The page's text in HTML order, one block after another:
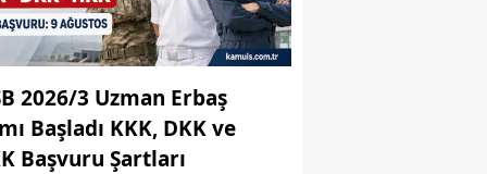
2026/3 Uzman Erbaş
Başladı KKK, DKK ve
Başvuru Şartları